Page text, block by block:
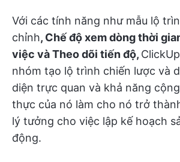
Với các tính năng như mẫu lộ
chỉnh, Chế độ xem dòng thời
việc và Theo dõi tiến độ,
nhóm tạo lộ trình chiến lược và
diện trực quan và khả năng
thực của nó làm cho nó trở
lý tưởng cho việc lập kế hoạch
động.